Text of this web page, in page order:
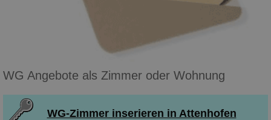
WG Angebote als Zimmer oder Wohnung
WG-Zimmer inserieren in Attenhofen